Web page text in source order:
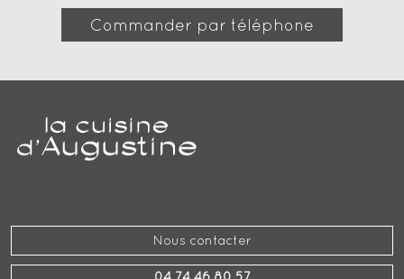
Commander par téléphone
Nous contacter